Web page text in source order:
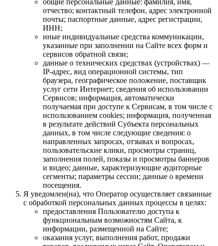
общие персональные данные: фамилия, имя,
отчество; контактный телефон, адрес электронной
почты; паспортные данные, адрес регистрации,
ИНН;
иные индивидуальные средства коммуникации,
указанные при заполнении на Сайте всех форм и
сервисов обратной связи;
данные о технических средствах (устройствах) —
IP-адрес, вид операционной системы, тип
браузера, географическое положение, поставщик
услуг сети Интернет; сведения об использовании
Сервисов; информация, автоматически
получаемая при доступе к Сервисам, в том числе с
использованием cookies; информация, полученная
в результате действий Субъекта персональных
данных, в том числе следующие сведения: о
направленных запросах, отзывах и вопросах,
пользовательские клики, просмотры страниц,
заполнения полей, показы и просмотры баннеров
и видео; данные, характеризующие аудиторные
сегменты; параметры сессии; данные о времени
посещения.
Я уведомлен(на), что Оператор осуществляет связанные
с обработкой персональных данных процессы в целях:
предоставления Пользователю доступа к
функциональным возможностям Сайта, к
информации, размещенной на Сайте;
оказания услуг, выполнения работ, продажи